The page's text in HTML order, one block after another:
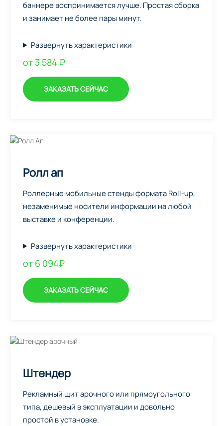
баннере воспринимается лучше. Простая сборка
и занимает не более пары минут.
Развернуть характеристики
от 3 584 ₽
ЗАКАЗАТЬ СЕЙЧАС
Ролл ап
Роллерные мобильные стенды формата Roll-up,
незаменимые носители информации на любой
выставке и конференции.
Развернуть характеристики
от 6 094₽
ЗАКАЗАТЬ СЕЙЧАС
Штендер
Рекламный щит арочного или прямоугольного
типа, дешевый в эксплуатации и довольно
простой в установке.